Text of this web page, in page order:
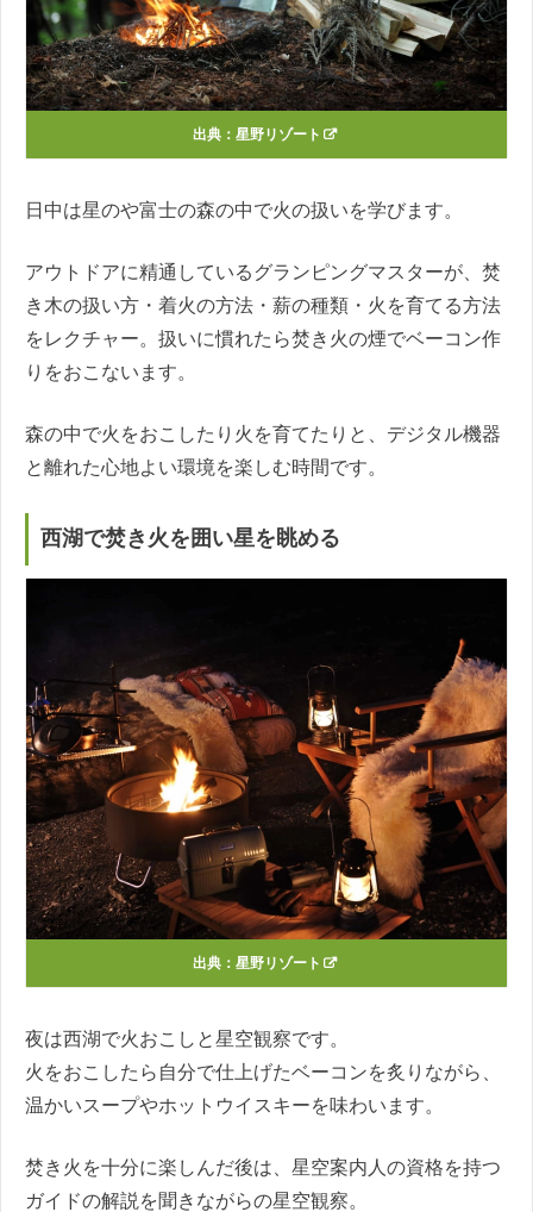
出典： 星野リゾート
日中は星のや富士の森の中で火の扱いを学びます。
アウトドアに精通しているグランピングマスターが、焚
き木の扱い方・着火の方法・薪の種類・火を育てる方法
をレクチャー。扱いに慣れたら焚き火の煙でベーコン作
りをおこないます。
森の中で火をおこしたり火を育てたりと、デジタル機器
と離れた心地よい環境を楽しむ時間です。
西湖で焚き火を囲い星を眺める
出典： 星野リゾート
夜は西湖で火おこしと星空観察です。
火をおこしたら自分で仕上げたベーコンを炙りながら、
温かいスープやホットウイスキーを味わいます。
焚き火を十分に楽しんだ後は、星空案内人の資格を持つ
ガイドの解説を聞きながらの星空観察。